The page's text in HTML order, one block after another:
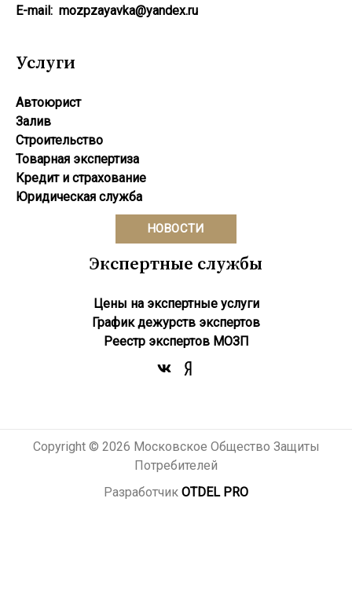
E-mail: mozpzayavka@yandex.ru
Услуги
Автоюрист
Залив
Строительство
Товарная экспертиза
Кредит и страхование
Юридическая служба
НОВОСТИ
Экспертные службы
Цены на экспертные услуги
График дежурств экспертов
Реестр экcпертов МОЗП
Copyright © 2026 Московское Общество Защиты
Потребителей
Разработчик OTDEL PRO